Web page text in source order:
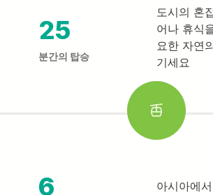
25
분간의 탑승
도시의 혼
어나 휴식
요한 자연
기세요
6
아시아에